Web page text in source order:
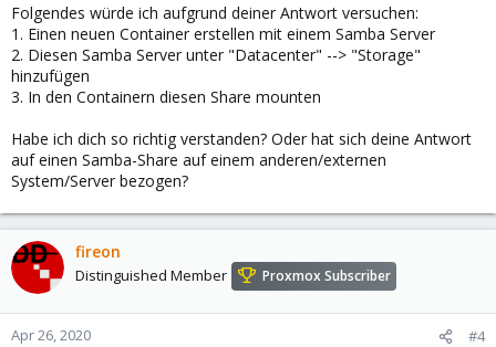
Folgendes würde ich aufgrund deiner Antwort versuchen:
1. Einen neuen Container erstellen mit einem Samba Server
2. Diesen Samba Server unter "Datacenter" --> "Storage"
hinzufügen
3. In den Containern diesen Share mounten
Habe ich dich so richtig verstanden? Oder hat sich deine Antwort
auf einen Samba-Share auf einem anderen/externen
System/Server bezogen?
fireon
Distinguished Member Proxmox Subscriber
Apr 26, 2020 #4